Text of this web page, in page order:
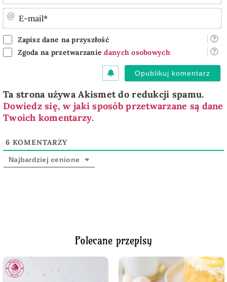
Zapisz dane na przyszłość
Zgoda na przetwarzaniedanych osobowych
Ta strona używa Akismet do redukcji spamu.
Dowiedz się, w jaki sposób przetwarzane są dane
Twoich komentarzy.
6 KOMENTARZY
Najbardziej cenione
Polecane przepisy